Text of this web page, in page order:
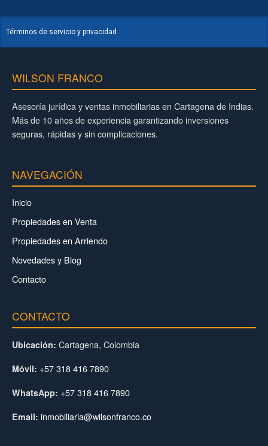
Términos de servicio y privacidad
WILSON FRANCO
Asesoría jurídica y ventas inmobiliarias en Cartagena de Indias.
Más de 10 años de experiencia garantizando inversiones
seguras, rápidas y sin complicaciones.
NAVEGACIÓN
Inicio
Propiedades en Venta
Propiedades en Arriendo
Novedades y Blog
Contacto
CONTACTO
Ubicación: Cartagena, Colombia
Móvil: +57 318 416 7890
WhatsApp: +57 318 416 7890
Email: inmobiliaria@wilsonfranco.co